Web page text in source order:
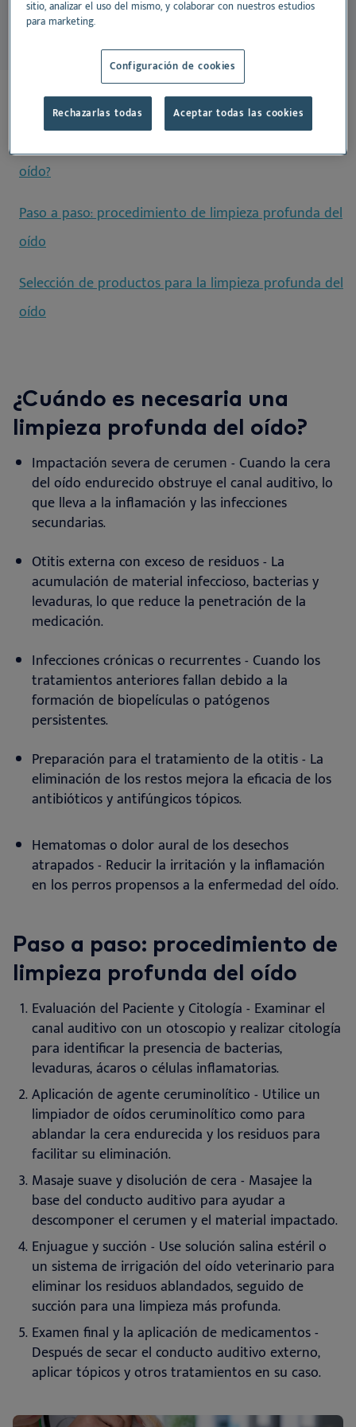
En esta página:
oído?
Paso a paso: procedimiento de limpieza profunda del
oído
Selección de productos para la limpieza profunda del
oído
¿Cuándo es necesaria una
limpieza profunda del oído?
Impactación severa de cerumen - Cuando la cera
del oído endurecido obstruye el canal auditivo, lo
que lleva a la inflamación y las infecciones
secundarias.
Otitis externa con exceso de residuos - La
acumulación de material infeccioso, bacterias y
levaduras, lo que reduce la penetración de la
medicación.
Infecciones crónicas o recurrentes - Cuando los
tratamientos anteriores fallan debido a la
formación de biopelículas o patógenos
persistentes.
Preparación para el tratamiento de la otitis - La
eliminación de los restos mejora la eficacia de los
antibióticos y antifúngicos tópicos.
Hematomas o dolor aural de los desechos
atrapados - Reducir la irritación y la inflamación
en los perros propensos a la enfermedad del oído.
Paso a paso: procedimiento de
limpieza profunda del oído
Evaluación del Paciente y Citología - Examinar el
canal auditivo con un otoscopio y realizar citología
para identificar la presencia de bacterias,
levaduras, ácaros o células inflamatorias.
Aplicación de agente ceruminolítico - Utilice un
limpiador de oídos ceruminolítico como para
ablandar la cera endurecida y los residuos para
facilitar su eliminación.
Masaje suave y disolución de cera - Masajee la
base del conducto auditivo para ayudar a
descomponer el cerumen y el material impactado.
Enjuague y succión - Use solución salina estéril o
un sistema de irrigación del oído veterinario para
eliminar los residuos ablandados, seguido de
succión para una limpieza más profunda.
Examen final y la aplicación de medicamentos -
Después de secar el conducto auditivo externo,
aplicar tópicos y otros tratamientos en su caso.
sitio, analizar el uso del mismo, y colaborar con nuestros estudios
para marketing.
Configuración de cookies
Rechazarlas todas Aceptar todas las cookies